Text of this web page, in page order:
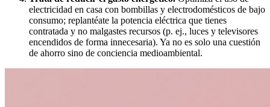
electricidad en casa con bombillas y electrodomésticos de bajo
consumo; replantéate la potencia eléctrica que tienes
contratada y no malgastes recursos (p. ej., luces y televisores
encendidos de forma innecesaria). Ya no es solo una cuestión
de ahorro sino de conciencia medioambiental.